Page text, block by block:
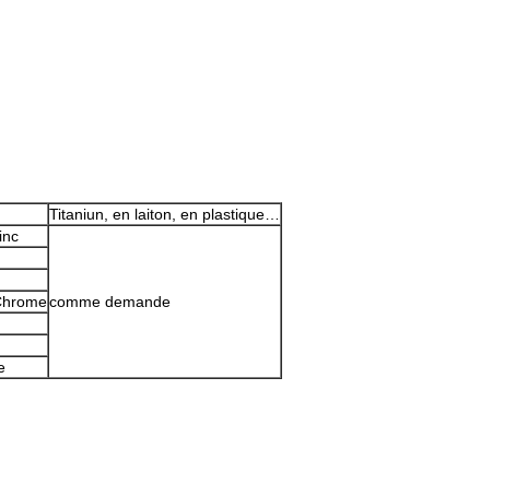
Titaniun, en laiton, en plastique…
comme demande